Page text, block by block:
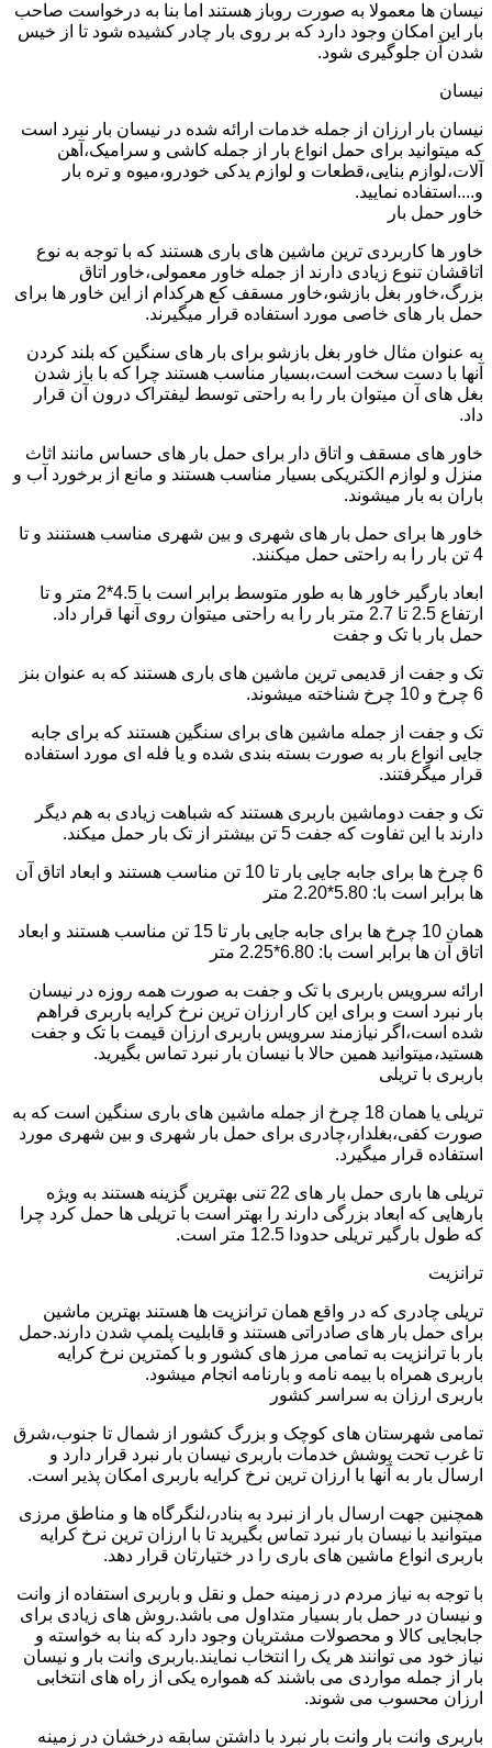
نیسان ها معمولا به صورت روباز هستند اما بنا به درخواست صاحب
بار این امکان وجود دارد که بر روی بار چادر کشیده شود تا از خیس
شدن آن جلوگیری شود.
نیسان
نیسان بار ارزان از جمله خدمات ارائه شده در نیسان بار نبرد است
که میتوانید برای حمل انواع بار از جمله کاشی و سرامیک،آهن
آلات،لوازم بنایی،قطعات و لوازم یدکی خودرو،میوه و تره بار
و....استفاده نمایید.
خاور حمل بار
خاور ها کاربردی ترین ماشین های باری هستند که با توجه به نوع
اتاقشان تنوع زیادی دارند از جمله خاور معمولی،خاور اتاق
بزرگ،خاور بغل بازشو،خاور مسقف کع هرکدام از این خاور ها برای
حمل بار های خاصی مورد استفاده قرار میگیرند.
به عنوان مثال خاور بغل بازشو برای بار های سنگین که بلند کردن
آنها با دست سخت است،بسیار مناسب هستند چرا که با باز شدن
بغل های آن میتوان بار را به راحتی توسط لیفتراک درون آن قرار
داد.
خاور های مسقف و اتاق دار برای حمل بار های حساس مانند اثاث
منزل و لوازم الکتریکی بسیار مناسب هستند و مانع از برخورد آب و
باران به بار میشوند.
خاور ها برای حمل بار های شهری و بین شهری مناسب هستنند و تا
4 تن بار را به راحتی حمل میکنند.
ابعاد بارگیر خاور ها به طور متوسط برابر است با 4.5*2 متر و تا
ارتفاع 2.5 تا 2.7 متر بار را به راحتی میتوان روی آنها قرار داد.
حمل بار با تک و جفت
تک و جفت از قدیمی ترین ماشین های باری هستند که به عنوان بنز
6 چرخ و 10 چرخ شناخته میشوند.
تک و جفت از جمله ماشین های برای سنگین هستند که برای جابه
جایی انواع بار به صورت بسته بندی شده و یا فله ای مورد استفاده
قرار میگرفتند.
تک و جفت دوماشین باربری هستند که شباهت زیادی به هم دیگر
دارند با این تفاوت که جفت 5 تن بیشتر از تک بار حمل میکند.
6 چرخ ها برای جابه جایی بار تا 10 تن مناسب هستند و ابعاد اتاق آن
ها برابر است با: 5.80*2.20 متر
همان 10 چرخ ها برای جابه جایی بار تا 15 تن مناسب هستند و ابعاد
اتاق آن ها برابر است با: 6.80*2.25 متر
ارائه سرویس باربری با تک و جفت به صورت همه روزه در نیسان
بار نبرد است و برای این کار ارزان ترین نرخ کرایه باربری فراهم
شده است،اگر نیازمند سرویس باربری ارزان قیمت با تک و جفت
هستید،میتوانید همین حالا با نیسان بار نبرد تماس بگیرید.
باربری با تریلی
تریلی یا همان 18 چرخ از جمله ماشین های باری سنگین است که به
صورت کفی،بغلدار،چادری برای حمل بار شهری و بین شهری مورد
استفاده قرار میگیرد.
تریلی ها باری حمل بار های 22 تنی بهترین گزینه هستند به ویژه
بارهایی که ابعاد بزرگی دارند را بهتر است با تریلی ها حمل کرد چرا
که طول بارگیر تریلی حدودا 12.5 متر است.
ترانزیت
تریلی چادری که در واقع همان ترانزیت ها هستند بهترین ماشین
برای حمل بار های صادراتی هستند و قابلیت پلمپ شدن دارند.حمل
بار با ترانزیت به تمامی مرز های کشور و با کمترین نرخ کرایه
باربری همراه با بیمه نامه و بارنامه انجام میشود.
باربری ارزان به سراسر کشور
تمامی شهرستان های کوچک و بزرگ کشور از شمال تا جنوب،شرق
تا غرب تحت پوشش خدمات باربری نیسان بار نبرد قرار دارد و
ارسال بار به آنها با ارزان ترین نرخ کرایه باربری امکان پذیر است.
همچنین جهت ارسال بار از نبرد به بنادر،لنگرگاه ها و مناطق مرزی
میتوانید با نیسان بار نبرد تماس بگیرید تا با ارزان ترین نرخ کرایه
باربری انواع ماشین های باری را در ختیارتان قرار دهد.
با توجه به نیاز مردم در زمینه حمل و نقل و باربری استفاده از وانت
و نیسان در حمل بار بسیار متداول می باشد.روش های زیادی برای
جابجایی کالا و محصولات مشتریان وجود دارد که بنا به خواسته و
نیاز خود می توانند هر یک را انتخاب نمایند.باربری وانت بار و نیسان
بار از جمله مواردی می باشند که همواره یکی از راه های انتخابی
ارزان محسوب می شوند.
باربری وانت بار وانت بار نبرد با داشتن سابقه درخشان در زمینه